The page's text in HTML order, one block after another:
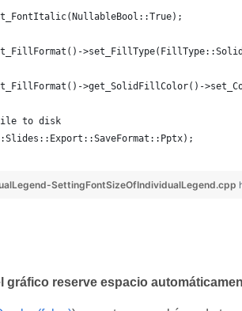
>get_SolidFillColor()-
to disk
SettingFontSizeOfIndividualLegend.cpp
gráfico reserve espacio